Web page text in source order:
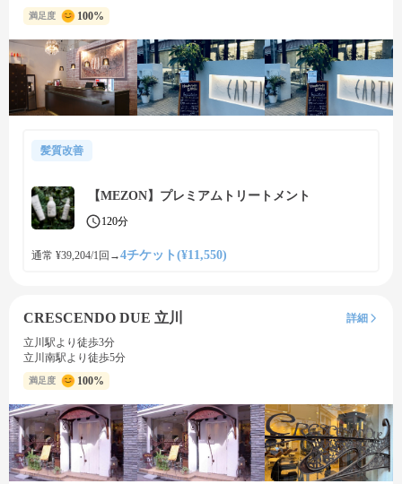
満足度 100%
髪質改善
【MEZON】プレミアムトリートメント
120分
通常 ¥39,204/1回 →4チケット(¥11,550)
CRESCENDO DUE 立川
詳細
立川駅より徒歩3分
立川南駅より徒歩5分
満足度 100%